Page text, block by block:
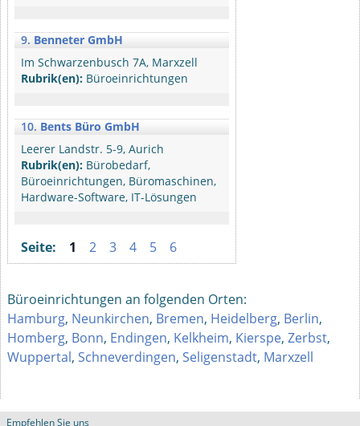
9. Benneter GmbH
Im Schwarzenbusch 7A, Marxzell
Rubrik(en): Büroeinrichtungen
10. Bents Büro GmbH
Leerer Landstr. 5-9, Aurich
Rubrik(en): Bürobedarf,
Büroeinrichtungen, Büromaschinen,
Hardware-Software, IT-Lösungen
Seite: 1 2 3 4 5 6
Büroeinrichtungen an folgenden Orten:
Hamburg, Neunkirchen, Bremen, Heidelberg, Berlin,
Homberg, Bonn, Endingen, Kelkheim, Kierspe, Zerbst,
Wuppertal, Schneverdingen, Seligenstadt, Marxzell
Empfehlen Sie uns